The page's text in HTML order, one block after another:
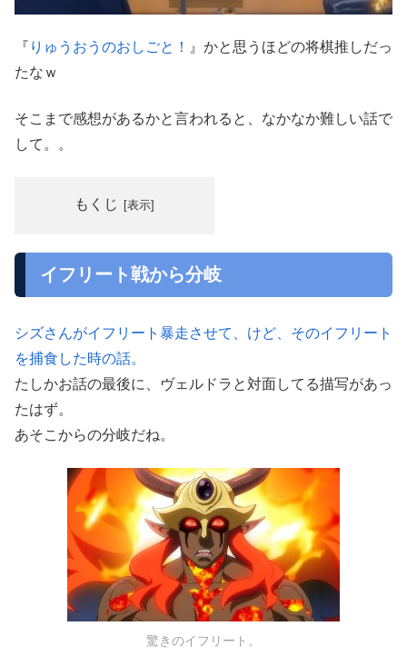
『 りゅうおうのおしごと！
』かと思うほどの将棋推しだっ
たなｗ
そこまで感想があるかと言われると、なかなか難しい話で
して。。
もくじ
イフリート戦から分岐
シズさんがイフリート暴走させて、けど、そのイフリート
を捕食した時の話。
たしかお話の最後に、ヴェルドラと対面してる描写があっ
たはず。
あそこからの分岐だね。
驚きのイフリート。